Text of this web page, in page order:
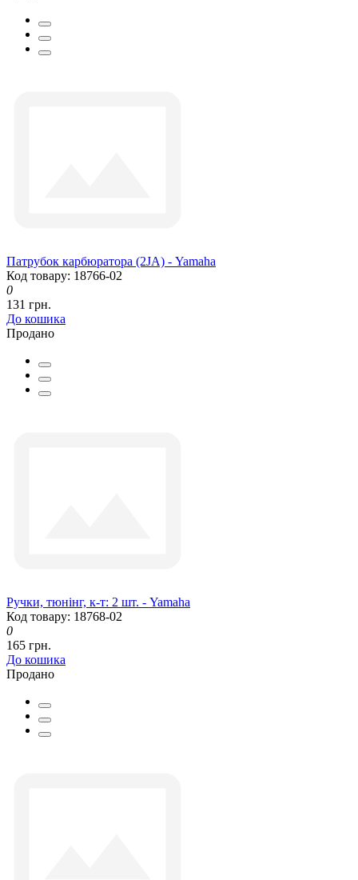
Патрубок карбюратора (2JA) - Yamaha
Код товару: 18766-02
0
131 грн.
До кошика
Продано
Ручки, тюнінг, к-т: 2 шт. - Yamaha
Код товару: 18768-02
0
165 грн.
До кошика
Продано